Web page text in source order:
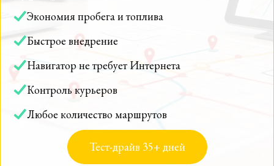
Экономия пробега и топлива
Быстрое внедрение
Навигатор не требует Интернета
Контроль курьеров
Любое количество маршрутов
Тест-драйв 35+ дней